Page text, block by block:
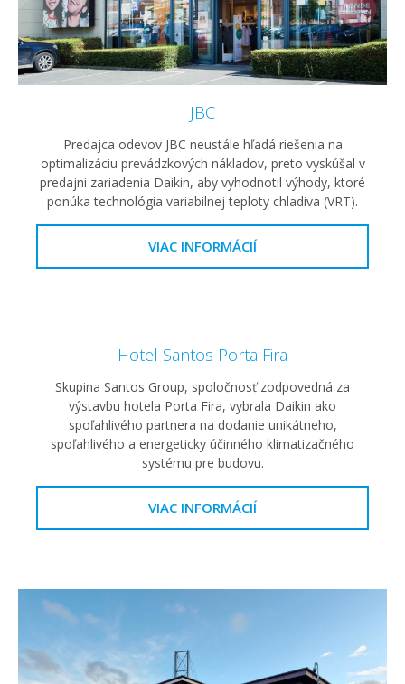
JBC
Predajca odevov JBC neustále hľadá riešenia na
optimalizáciu prevádzkových nákladov, preto vyskúšal v
predajni zariadenia Daikin, aby vyhodnotil výhody, ktoré
ponúka technológia variabilnej teploty chladiva (VRT).
VIAC INFORMÁCIÍ
Hotel Santos Porta Fira
Skupina Santos Group, spoločnosť zodpovedná za
výstavbu hotela Porta Fira, vybrala Daikin ako
spoľahlivého partnera na dodanie unikátneho,
spoľahlivého a energeticky účinného klimatizačného
systému pre budovu.
VIAC INFORMÁCIÍ